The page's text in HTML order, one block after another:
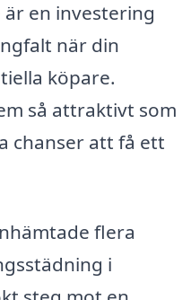
en investering
när din
köpare.
så attraktivt som
chanser att få ett
flera
i